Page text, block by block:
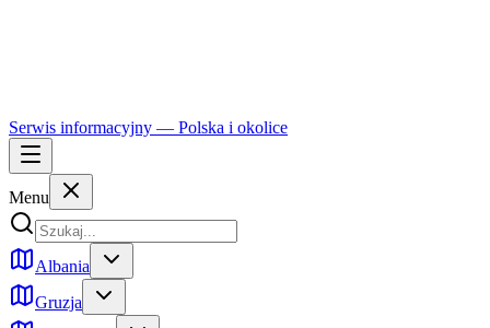
Serwis informacyjny — Polska i okolice
Menu
Albania
Gruzja